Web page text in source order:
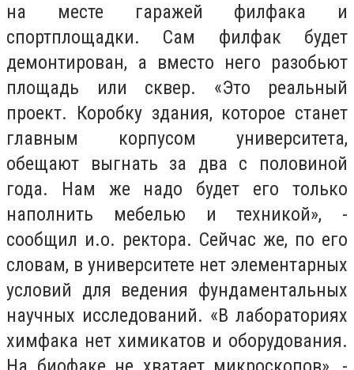
на месте гаражей филфака и
спортплощадки. Сам филфак будет
демонтирован, а вместо него разобьют
площадь или сквер. «Это реальный
проект. Коробку здания, которое станет
главным корпусом университета,
обещают выгнать за два с половиной
года. Нам же надо будет его только
наполнить мебелью и техникой», -
сообщил и.о. ректора. Сейчас же, по его
словам, в университете нет элементарных
условий для ведения фундаментальных
научных исследований. «В лабораториях
химфака нет химикатов и оборудования.